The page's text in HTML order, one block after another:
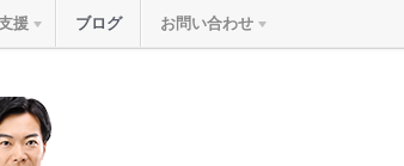
援 ブログ お問い合わせ